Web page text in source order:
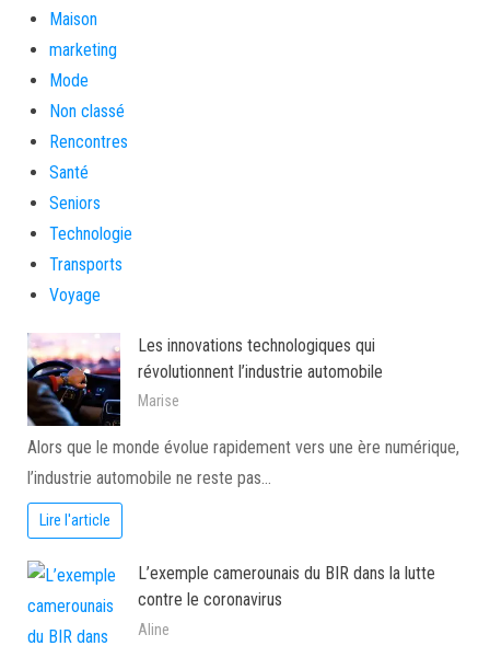
Maison
marketing
Mode
Non classé
Rencontres
Santé
Seniors
Technologie
Transports
Voyage
Les innovations technologiques qui
révolutionnent l’industrie automobile
Marise
Alors que le monde évolue rapidement vers une ère numérique,
l’industrie automobile ne reste pas…
Lire l'article
L’exemple camerounais du BIR dans la lutte
contre le coronavirus
Aline